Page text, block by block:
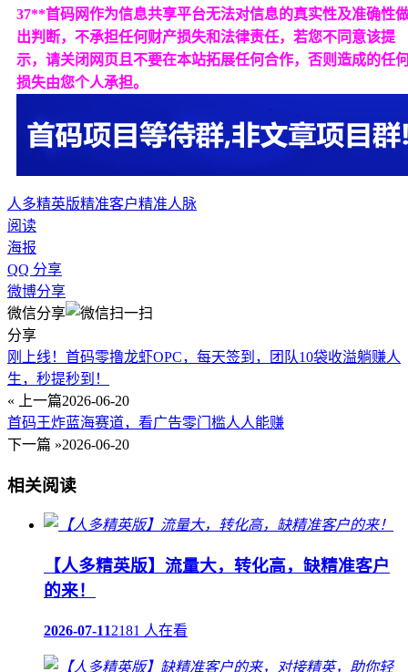
37**首码网作为信息共享平台无法对信息的真实性及准确性
出判断，不承担任何财产损失和法律责任，若您不同意该提
示，请关闭网页且不要在本站拓展任何合作，否则造成的任
损失由您个人承担。
人多精英版精准客户精准人脉
阅读
海报
QQ 分享
微博分享
微信分享
分享
刚上线！首码零撸龙虾OPC，每天签到，团队10袋收溢躺赚人
生，秒提秒到！
« 上一篇2026-06-20
首码王炸蓝海赛道，看广告零门槛人人能赚
下一篇 »2026-06-20
相关阅读
【人多精英版】流量大，转化高，缺精准客户
的来！
2026-07-112181 人在看